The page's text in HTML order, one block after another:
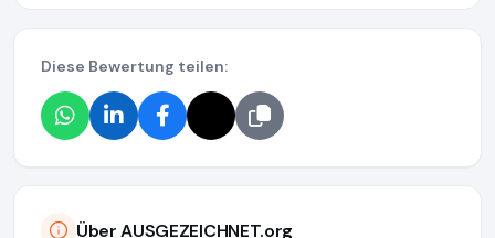
Diese Bewertung teilen:
Über AUSGEZEICHNET.org